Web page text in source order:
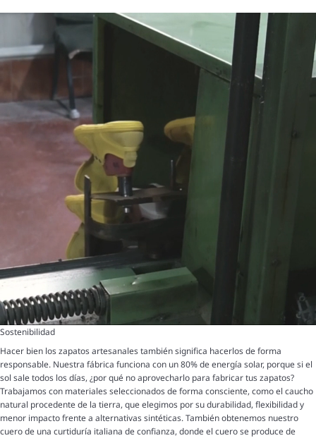
Sostenibilidad
Hacer bien los zapatos artesanales también significa hacerlos de forma
responsable. Nuestra fábrica funciona con un 80% de energía solar, porque si el
sol sale todos los días, ¿por qué no aprovecharlo para fabricar tus zapatos?
Trabajamos con materiales seleccionados de forma consciente, como el caucho
natural procedente de la tierra, que elegimos por su durabilidad, flexibilidad y
menor impacto frente a alternativas sintéticas. También obtenemos nuestro
cuero de una curtiduría italiana de confianza, donde el cuero se produce de